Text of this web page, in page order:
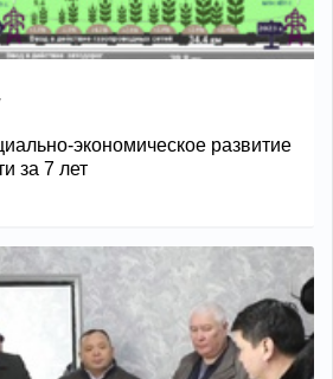
экономическое развитие
за 7 лет